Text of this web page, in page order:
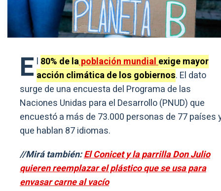
E l 80% de lapoblación mundialexige mayor
acción climática de los gobiernos. El dato
surge de una encuesta del Programa de las
Naciones Unidas para el Desarrollo (PNUD) que
encuestó a más de 73.000 personas de 77 países
que hablan 87 idiomas.
//Mirá también:El Conicet y la parrilla Don Julio
quieren reemplazar el plástico que se usa para
envasar carne al vacío